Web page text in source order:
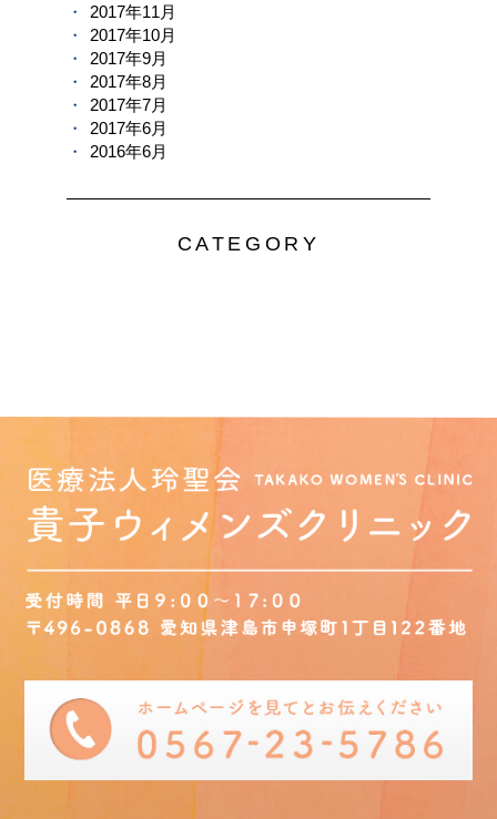
2017年11月
2017年10月
2017年9月
2017年8月
2017年7月
2017年6月
2016年6月
CATEGORY